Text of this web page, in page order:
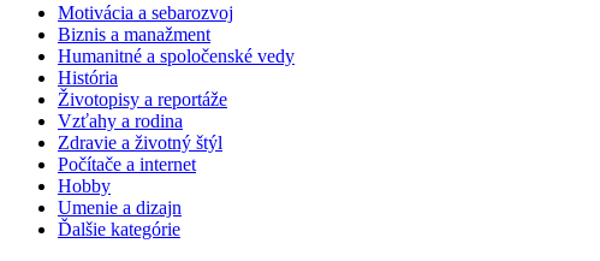
Motivácia a sebarozvoj
Biznis a manažment
Humanitné a spoločenské vedy
História
Životopisy a reportáže
Vzťahy a rodina
Zdravie a životný štýl
Počítače a internet
Hobby
Umenie a dizajn
Ďalšie kategórie